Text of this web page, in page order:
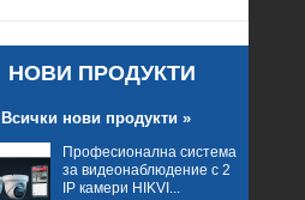
НОВИ ПРОДУКТИ
Всички нови продукти »
Професионална система
за видеонаблюдение с 2
IP камери HIKVI...